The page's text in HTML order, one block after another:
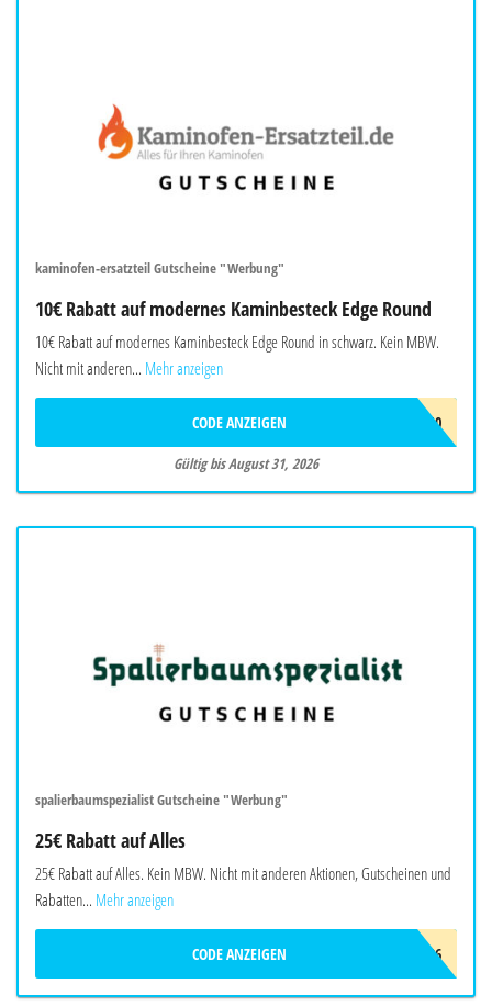
kaminofen-ersatzteil Gutscheine "Werbung"
10€ Rabatt auf modernes Kaminbesteck Edge Round
10€ Rabatt auf modernes Kaminbesteck Edge Round in schwarz. Kein MBW.
Nicht mit anderen... Mehr anzeigen
EDGEROUND10
CODE ANZEIGEN
Gültig bis August 31, 2026
spalierbaumspezialist Gutscheine "Werbung"
25€ Rabatt auf Alles
25€ Rabatt auf Alles. Kein MBW. Nicht mit anderen Aktionen, Gutscheinen und
Rabatten... Mehr anzeigen
SPSADC26
CODE ANZEIGEN